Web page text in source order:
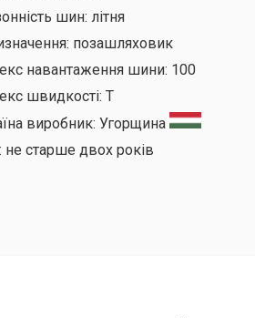
шин: літня
позашляховик
навантаження шини: 100
швидкості: T
виробник: Угорщина
не старше двох років